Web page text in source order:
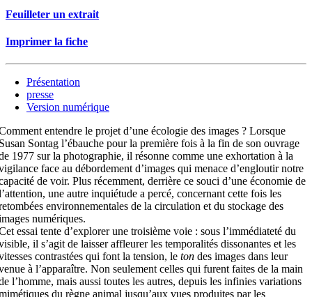
Feuilleter un extrait
Imprimer la fiche
Présentation
presse
Version numérique
entendre le projet d’une écologie des images ? Lorsque
Sontag l’ébauche pour la première fois à la fin de son ouvrage
1977 sur la photographie, il résonne comme une exhortation à la
face au débordement d’images qui menace d’engloutir notre
de voir. Plus récemment, derrière ce souci d’une économie de
une autre inquiétude a percé, concernant cette fois les
environnementales de la circulation et du stockage des
numériques.
essai tente d’explorer une troisième voie : sous l’immédiateté du
il s’agit de laisser affleurer les temporalités dissonantes et les
contrastées qui font la tension, le ton des images dans leur
à l’apparaître. Non seulement celles qui furent faites de la main
l’homme, mais aussi toutes les autres, depuis les infinies variations
du règne animal jusqu’aux vues produites par les